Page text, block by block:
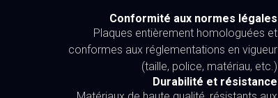
Conformité aux normes légales
Plaques entièrement homologuées et
conformes aux réglementations en vigueur
(taille, police, matériau, etc.)
Durabilité et résistance